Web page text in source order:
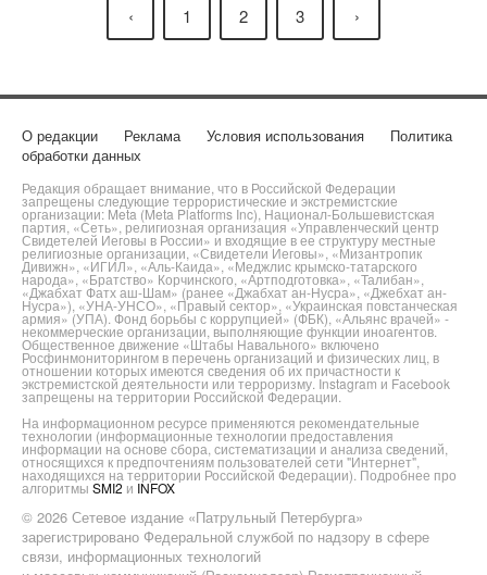
‹ 1 2 3 ›
О редакции Реклама Условия использования
Политика
обработки данных
Редакция обращает внимание, что в Российской Федерации
запрещены следующие террористические и экстремистские
организации: Meta (Meta Platforms Inc), Национал-Большевистская
партия, «Сеть», религиозная организация «Управленческий центр
Свидетелей Иеговы в России» и входящие в ее структуру местные
религиозные организации, «Свидетели Иеговы», «Мизантропик
Дивижн», «ИГИЛ», «Аль-Каида», «Меджлис крымско-татарского
народа», «Братство» Корчинского, «Артподготовка», «Талибан»,
«Джабхат Фатх аш-Шам» (ранее «Джабхат ан-Нусра», «Джебхат ан-
Нусра»), «УНА-УНСО», «Правый сектор», «Украинская повстанческая
армия» (УПА). Фонд борьбы с коррупцией» (ФБК), «Альянс врачей» -
некоммерческие организации, выполняющие функции иноагентов.
Общественное движение «Штабы Навального» включено
Росфинмониторингом в перечень организаций и физических лиц, в
отношении которых имеются сведения об их причастности к
экстремистской деятельности или терроризму. Instagram и Facebook
запрещены на территории Российской Федерации.
На информационном ресурсе применяются рекомендательные
технологии (информационные технологии предоставления
информации на основе сбора, систематизации и анализа сведений,
относящихся к предпочтениям пользователей сети "Интернет",
находящихся на территории Российской Федерации). Подробнее про
алгоритмы SMI2 и INFOX
© 2026 Сетевое издание «Патрульный Петербурга»
зарегистрировано Федеральной службой по надзору в сфере
связи, информационных технологий